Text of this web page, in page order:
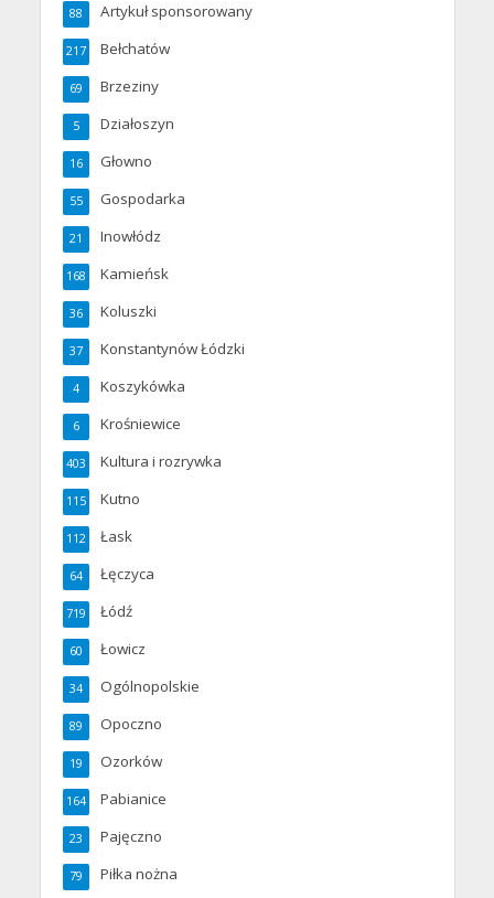
Artykuł sponsorowany
88
Bełchatów
217
Brzeziny
69
Działoszyn
5
Głowno
16
Gospodarka
55
Inowłódz
21
Kamieńsk
168
Koluszki
36
Konstantynów Łódzki
37
Koszykówka
4
Krośniewice
6
Kultura i rozrywka
403
Kutno
115
Łask
112
Łęczyca
64
Łódź
719
Łowicz
60
Ogólnopolskie
34
Opoczno
89
Ozorków
19
Pabianice
164
Pajęczno
23
Piłka nożna
79